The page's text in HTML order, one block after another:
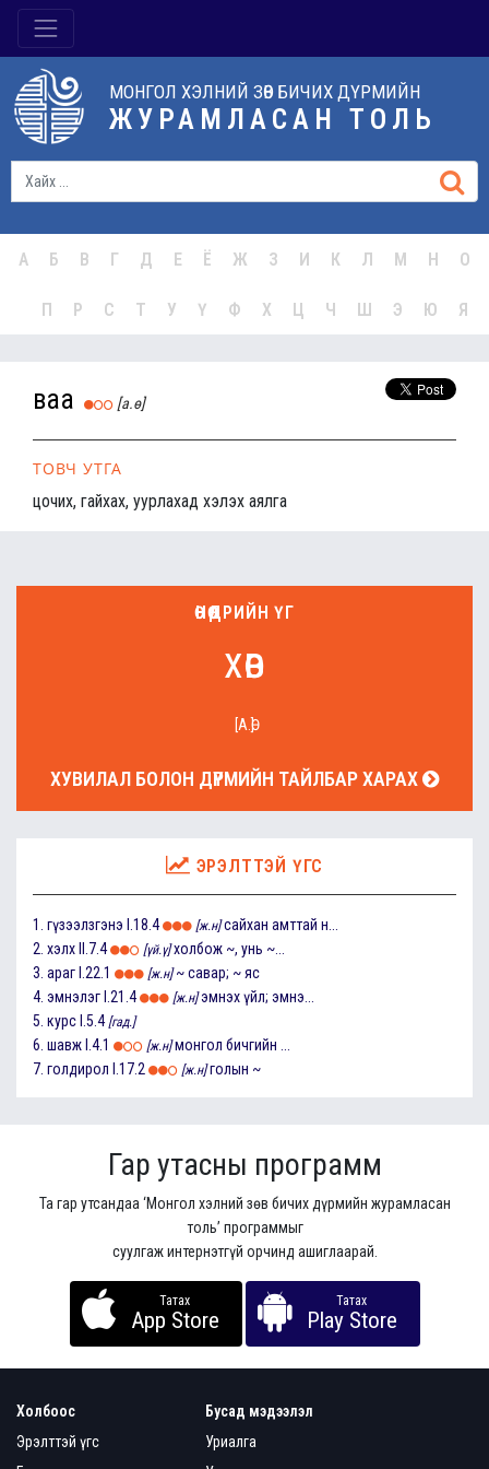
МОНГОЛ ХЭЛНИЙ ЗӨВ БИЧИХ ДҮРМИЙН
ЖУРАМЛАСАН ТОЛЬ
А Б В Г Д Е Ё Ж З И К Л М Н О
П Р С Т У Ү Ф Х Ц Ч Ш Э Ю Я
ваа [а.ө]
ТОВЧ УТГА
цочих, гайхах, уурлахад хэлэх аялга
ӨНӨӨДРИЙН ҮГ
хөв
[А.Ө]
ХУВИЛАЛ БОЛОН ДҮРМИЙН ТАЙЛБАР ХАРАХ
ЭРЭЛТТЭЙ ҮГС
1. гүзээлзгэнэ I.18.4 [ж.н] сайхан амттай н...
2. хэлх II.7.4 [үй.ү] холбож ~, унь ~...
3. араг I.22.1 [ж.н] ~ савар; ~ яс
4. эмнэлэг I.21.4 [ж.н] эмнэх үйл; эмнэ...
5. курс I.5.4 [гад.]
6. шавж I.4.1 [ж.н] монгол бичгийн ...
7. голдирол I.17.2 [ж.н] голын ~
Гар утасны программ
Та гар утсандаа ‘Монгол хэлний зөв бичих дүрмийн журамласан
толь’ программыг
суулгаж интернэтгүй орчинд ашиглаарай.
Татах
App Store
Татах
Play Store
Холбоос
Эрэлттэй үгс
Бусад мэдээлэл
Уриалга